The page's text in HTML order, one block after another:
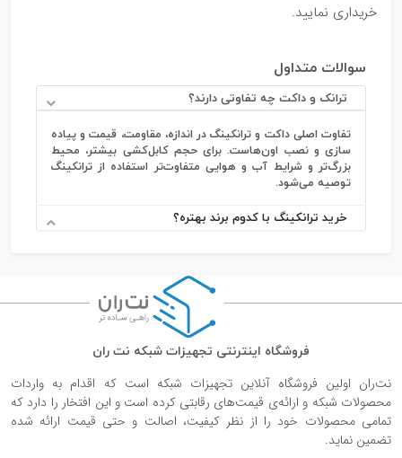
خریداری نمایید.
سوالات متداول
ترانک و داکت چه تفاوتی دارند؟
تفاوت اصلی داکت و ترانکینگ در اندازه، مقاومت، قیمت و پیاده
سازی و نصب اون‌هاست. برای حجم کابل‌کشی بیشتر، محیط
بزرگ‌تر و شرایط آب و هوایی متفاوت‌تر استفاده از ترانکینگ
توصیه می‌شود.
خرید ترانکینگ با کدوم برند بهتره؟
فروشگاه اینترنتی تجهیزات شبکه نت ران
نت‌ران اولین فروشگاه آنلاین تجهیزات شبکه است که اقدام به واردات
محصولات شبکه و ارائه‌ی قیمت‌های رقابتی کرده است و این افتخار را دارد که
تمامی محصولات خود را از نظر کیفیت، اصالت و حتی قیمت ارائه شده
تضمین نماید.